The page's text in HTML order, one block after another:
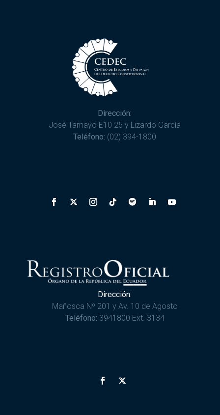
Dirección:
José Tamayo E10 25 y Lizardo García
Teléfono: (02) 394-1800
Dirección:
Mañosca Nº 201 y Av. 10 de Agosto
Teléfono: 3941800 Ext. 3134